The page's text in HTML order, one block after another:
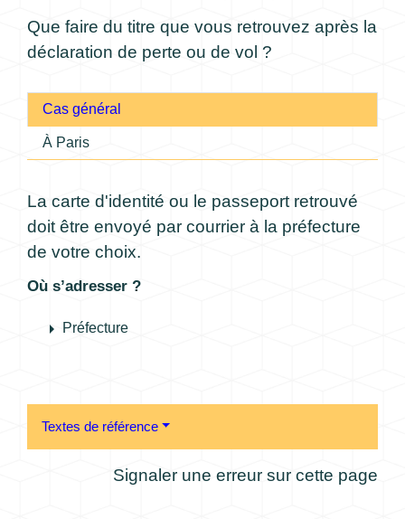
Que faire du titre que vous retrouvez après la
déclaration de perte ou de vol ?
Cas général
À Paris
La carte d'identité ou le passeport retrouvé
doit être envoyé par courrier à la préfecture
de votre choix.
Où s’adresser ?
arrow_right Préfecture
Textes de référence
Signaler une erreur sur cette page